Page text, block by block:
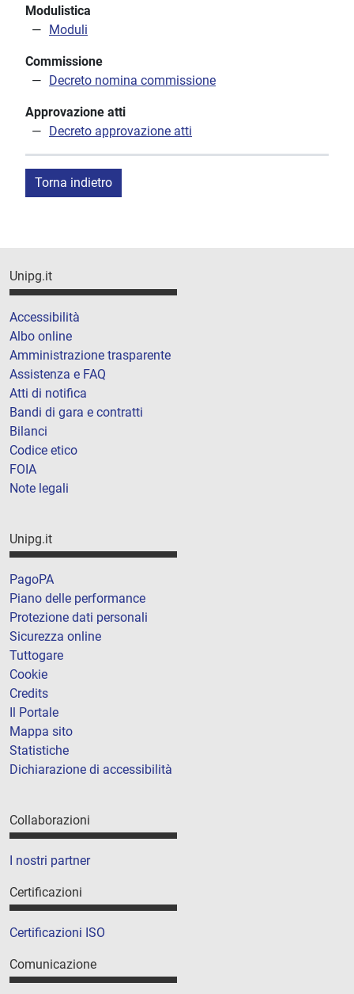
Modulistica
Moduli
Commissione
Decreto nomina commissione
Approvazione atti
Decreto approvazione atti
Torna indietro
Unipg.it
Accessibilità
Albo online
Amministrazione trasparente
Assistenza e FAQ
Atti di notifica
Bandi di gara e contratti
Bilanci
Codice etico
FOIA
Note legali
Unipg.it
PagoPA
Piano delle performance
Protezione dati personali
Sicurezza online
Tuttogare
Cookie
Credits
Il Portale
Mappa sito
Statistiche
Dichiarazione di accessibilità
Collaborazioni
I nostri partner
Certificazioni
Certificazioni ISO
Comunicazione